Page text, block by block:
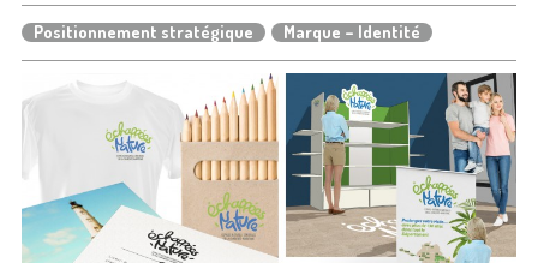
Positionnement stratégique Marque – Identité